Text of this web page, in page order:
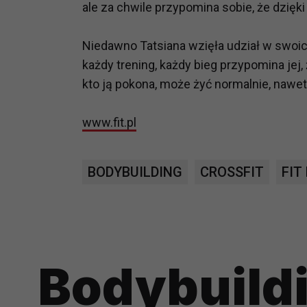
ale za chwile przypomina sobie, że
Niedawno Tatsiana wzięła udział w
każdy trening, każdy bieg przypomina
kto ją pokona, może żyć normalnie,
www.fit.pl
BODYBUILDING CROSSFIT FIT
potrzebom
Komu możemy przekazać
Zgodnie z obowiązującym
np. agencjom marketingowym,
obowiązującego prawa np. sądy
Masz między innymi prawo do
Podstawą prawną
analizowania ich i